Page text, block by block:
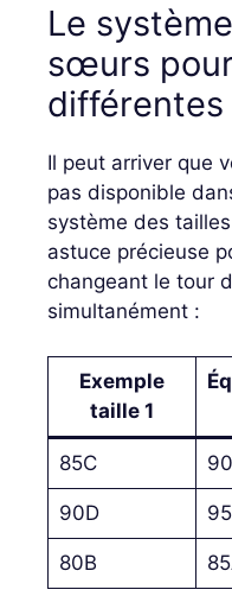
Le
sœurs pour
différentes
Il peut arriver que
pas disponible
système des
astuce précieuse
changeant le tour
simultanément :
Exemple
taille 1
85C
90D
80B